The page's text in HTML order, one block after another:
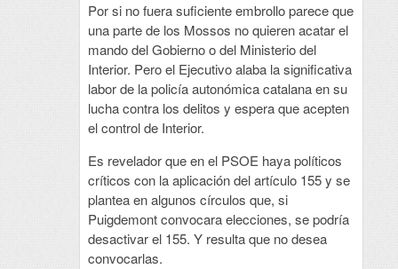
Por si no fuera suficiente embrollo parece que
una parte de los Mossos no quieren acatar el
mando del Gobierno o del Ministerio del
Interior. Pero el Ejecutivo alaba la significativa
labor de la policía autonómica catalana en su
lucha contra los delitos y espera que acepten
el control de Interior.
Es revelador que en el PSOE haya políticos
críticos con la aplicación del artículo 155 y se
plantea en algunos círculos que, si
Puigdemont convocara elecciones, se podría
desactivar el 155. Y resulta que no desea
convocarlas.